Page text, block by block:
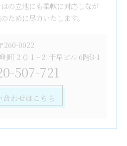
の立地にも柔軟に対応しなが
ために尽力いたします。
260-0022
町２０１−２ 千早ビル 6階B-1
507-721
合わせはこちら